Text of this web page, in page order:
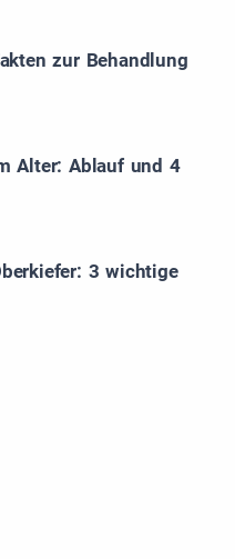
zur Behandlung
Alter: Ablauf und 4
3 wichtige